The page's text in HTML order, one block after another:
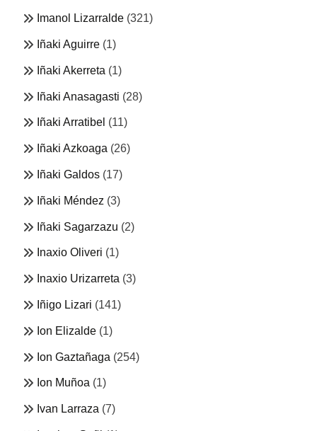
Imanol Lizarralde (321)
Iñaki Aguirre (1)
Iñaki Akerreta (1)
Iñaki Anasagasti (28)
Iñaki Arratibel (11)
Iñaki Azkoaga (26)
Iñaki Galdos (17)
Iñaki Méndez (3)
Iñaki Sagarzazu (2)
Inaxio Oliveri (1)
Inaxio Urizarreta (3)
Iñigo Lizari (141)
Ion Elizalde (1)
Ion Gaztañaga (254)
Ion Muñoa (1)
Ivan Larraza (7)